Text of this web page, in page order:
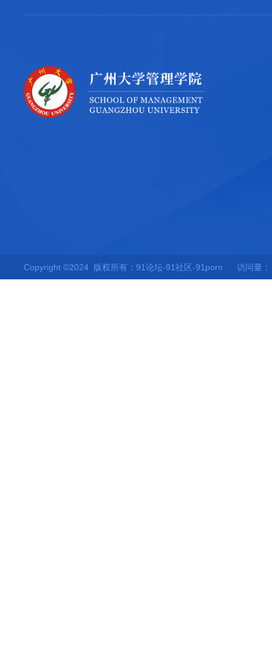
Copyright ©2024 版权所有：91论坛-91社区-91porn 访问量：